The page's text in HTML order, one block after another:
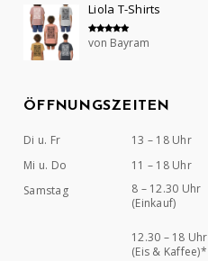
Liola T-Shirts
Bewertet mit
von Bayram
ÖFFNUNGSZEITEN
Di u. Fr
13 – 18 Uhr
Mi u. Do
11 – 18 Uhr
Samstag
8 – 12.30 Uhr
(Einkauf)
12.30 – 18 Uhr
(Eis & Kaffee)*